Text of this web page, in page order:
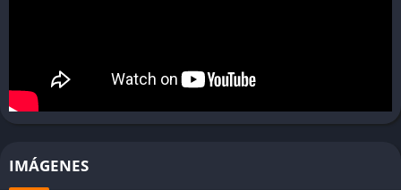
Autenticidad militar basada en datos reales
El desarrollo deBroken Arrowse ha apoyado en fuentes
capacidades, limitaciones y rendimiento de cada unidad refleje
IMÁGENES